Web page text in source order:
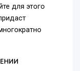
для этого